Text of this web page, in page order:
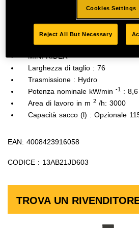
€
DETTAGLI
MINI-RIDER
Larghezza di taglio : 76
Trasmissione : Hydro
Potenza nominale kW/min -1
:
Area di lavoro in m 2 /h: 3000
Capacità sacco (l) : Opzionale
EAN: 4008423916058
CODICE : 13AB21JD603
TROVA UN
Cookies Settings
Reject All But Necessary